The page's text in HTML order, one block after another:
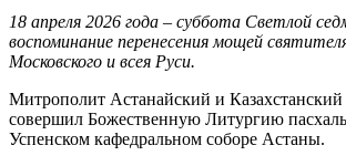
18 апреля 2026 года – суббота Светлой
воспоминание перенесения мощей
Московского и всея Руси.
Митрополит Астанайский и
совершил Божественную Литургию
Успенском кафедральном соборе Астаны.